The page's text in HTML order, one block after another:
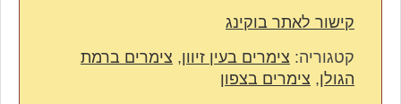
קישור לאתר בוקינג
קטגוריה: צימרים בעין זיוון, צימרים ברמת
הגולן, צימרים בצפון